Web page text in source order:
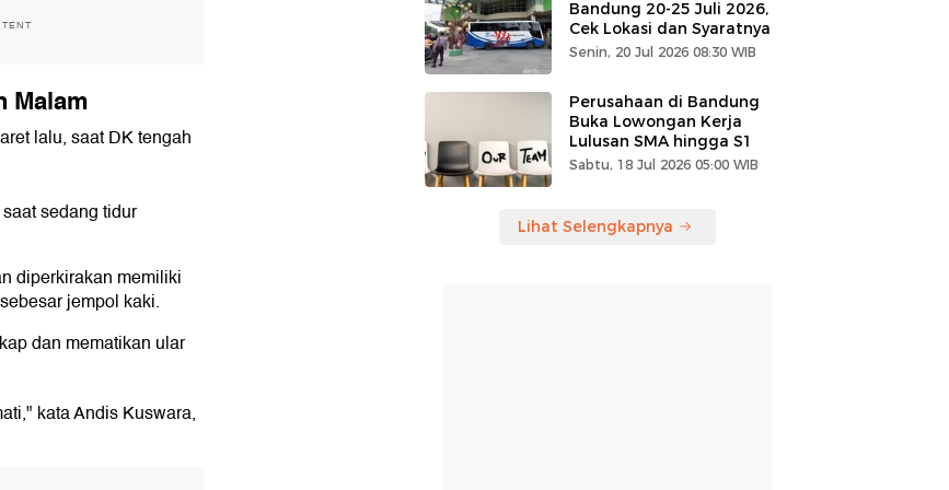
Malam
lalu, saat DK tengah
sedang tidur
diperkirakan memiliki
jempol kaki.
dan mematikan ular
kata Andis Kuswara,
Bandung 20-25 Juli 2026,
Cek Lokasi dan Syaratnya
Senin, 20 Jul 2026 08:30 WIB
Perusahaan di Bandung
Buka Lowongan Kerja
Lulusan SMA hingga S1
Sabtu, 18 Jul 2026 05:00 WIB
Lihat Selengkapnya